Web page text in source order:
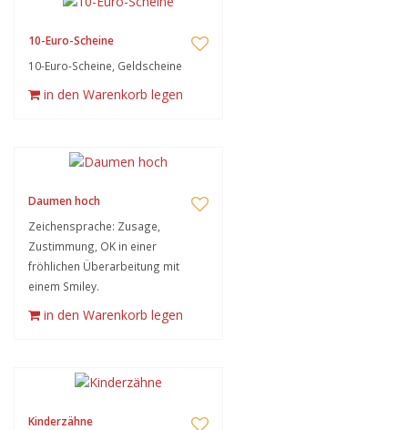
10-Euro-Scheine
10-Euro-Scheine, Geldscheine
in den Warenkorb legen
Daumen hoch
Zeichensprache: Zusage,
Zustimmung, OK in einer
fröhlichen Überarbeitung mit
einem Smiley.
in den Warenkorb legen
Kinderzähne